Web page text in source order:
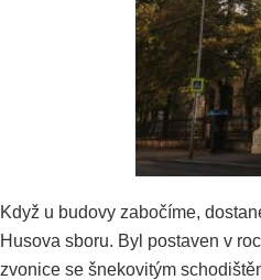
Když u budovy zabočíme,
Husova sboru. Byl postaven v
zvonice se šnekovitým